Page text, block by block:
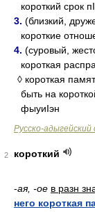
короткий срок
3. (близкий,
короткие
4. (суровый,
короткая
◊ короткая
быть на
фыуиIэн
Русско-адыгейский
2 короткий
-ая, -ое в разн
него короткая